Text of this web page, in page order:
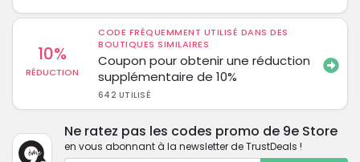
10%
RÉDUCTION
CODE FRÉQUEMMENT UTILISÉ DANS DES
BOUTIQUES SIMILAIRES
Coupon pour obtenir une réduction
supplémentaire de 10%
642 UTILISÉ
Ne ratez pas les codes promo de 9e Store
en vous abonnant à la newsletter de TrustDeals !